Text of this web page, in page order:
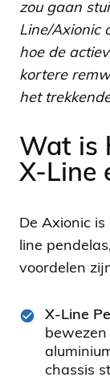
zou gaan
Line/Axionic
hoe de
kortere
het
Wat is
X-Line
De Axionic
line
voordelen
X-Line
bewezen
chassis